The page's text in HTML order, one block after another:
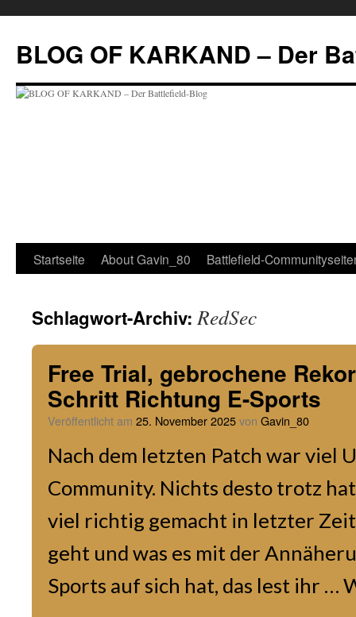
BLOG OF KARKAND – Der
Startseite About Gavin_80 Battlefield-
Schlagwort-Archiv:RedSec
Free Trial, gebrochene
Schritt Richtung E-Sports
Veröffentlicht am 25. November 2025von Gavin_80
Nach dem letzten Patch war viel
Community. Nichts desto trotz
viel richtig gemacht in letzter
geht und was es mit der
Sports auf sich hat, das lest ihr …